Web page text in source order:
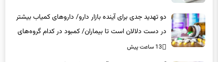
در دست دلالان است تا بیماران/ کمبود در کدام گروه‌های
دارویی محسوس‌تر است؟
13 ساعت پیش